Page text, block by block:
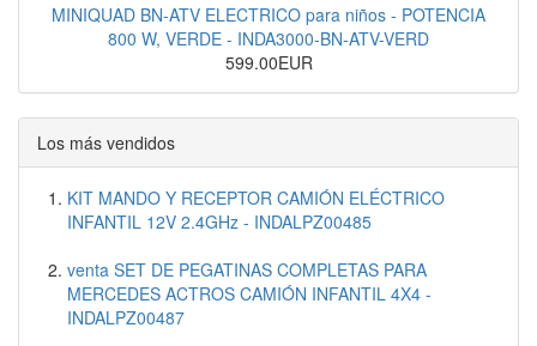
MINIQUAD BN-ATV ELECTRICO para niños - POTENCIA
800 W, VERDE - INDA3000-BN-ATV-VERD
599.00EUR
Los más vendidos
KIT MANDO Y RECEPTOR CAMIÓN ELÉCTRICO
INFANTIL 12V 2.4GHz - INDALPZ00485
venta SET DE PEGATINAS COMPLETAS PARA
MERCEDES ACTROS CAMIÓN INFANTIL 4X4 -
INDALPZ00487